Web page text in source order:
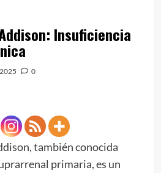
Insuficiencia
0
también conocida
primaria, es un